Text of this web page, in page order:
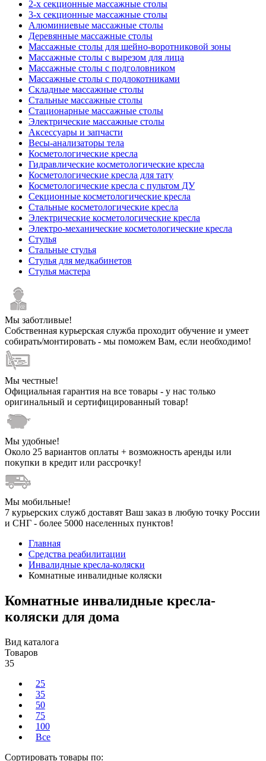
2-х секционные массажные столы
3-х секционные массажные столы
Алюминиевые массажные столы
Деревянные массажные столы
Массажные столы для шейно-воротниковой зоны
Массажные столы с вырезом для лица
Массажные столы с подголовником
Массажные столы с подлокотниками
Складные массажные столы
Стальные массажные столы
Стационарные массажные столы
Электрические массажные столы
Аксессуары и запчасти
Весы-анализаторы тела
Косметологические кресла
Гидравлические косметологические кресла
Косметологические кресла для тату
Косметологические кресла с пультом ДУ
Секционные косметологические кресла
Стальные косметологические кресла
Электрические косметологические кресла
Электро-механические косметологические кресла
Стулья
Стальные стулья
Стулья для медкабинетов
Стулья мастера
Мы заботливые!
Собственная курьерская служба проходит обучение и умеет
собирать/монтировать - мы поможем Вам, если необходимо!
Мы честные!
Официальная гарантия на все товары - у нас только
оригинальный и сертифицированный товар!
Мы удобные!
Около 25 вариантов оплаты + возможность аренды или
покупки в кредит или рассрочку!
Мы мобильные!
7 курьерских служб доставят Ваш заказ в любую точку России
и СНГ - более 5000 населенных пунктов!
Главная
Средства реабилитации
Инвалидные кресла-коляски
Комнатные инвалидные коляски
Комнатные инвалидные кресла-
коляски для дома
Вид каталога
Товаров
35
25
35
50
75
100
Все
Сортировать товары по: